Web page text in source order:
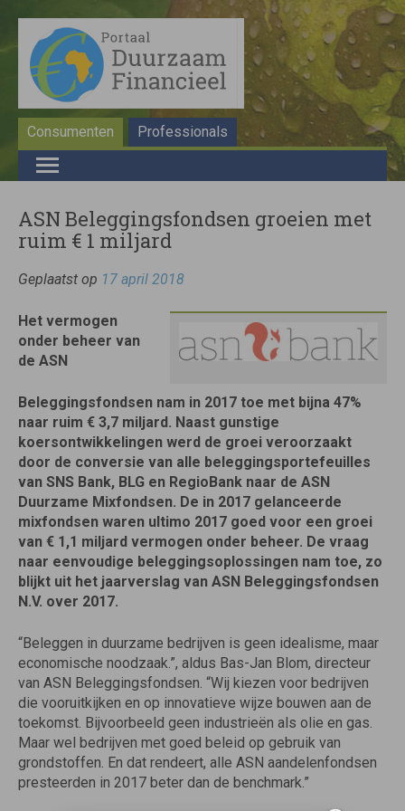
Consumenten Professionals
ASN Beleggingsfondsen groeien met
ruim € 1 miljard
Geplaatst op 17 april 2018
Het vermogen
onder beheer van
de ASN
Beleggingsfondsen nam in 2017 toe met bijna 47%
naar ruim € 3,7 miljard. Naast gunstige
koersontwikkelingen werd de groei veroorzaakt
door de conversie van alle beleggingsportefeuilles
van SNS Bank, BLG en RegioBank naar de ASN
Duurzame Mixfondsen. De in 2017 gelanceerde
mixfondsen waren ultimo 2017 goed voor een groei
van € 1,1 miljard vermogen onder beheer. De vraag
naar eenvoudige beleggingsoplossingen nam toe, zo
blijkt uit het jaarverslag van ASN Beleggingsfondsen
N.V. over 2017.
“Beleggen in duurzame bedrijven is geen idealisme, maar
economische noodzaak.”, aldus Bas-Jan Blom, directeur
van ASN Beleggingsfondsen. “Wij kiezen voor bedrijven
die vooruitkijken en op innovatieve wijze bouwen aan de
toekomst. Bijvoorbeeld geen industrieën als olie en gas.
Maar wel bedrijven met goed beleid op gebruik van
grondstoffen. En dat rendeert, alle ASN aandelenfondsen
presteerden in 2017 beter dan de benchmark.”